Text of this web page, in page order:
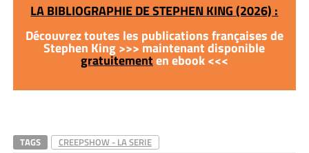
LA BIBLIOGRAPHIE DE STEPHEN KING (2026) :
Découvrez toutes les publications françaises de
Stephen King >>> maintenant disponible
gratuitementen ebook <<<
TAGS CREEPSHOW - LA SERIE